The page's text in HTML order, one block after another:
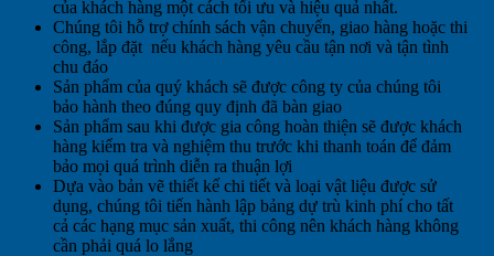
của khách hàng một cách tối ưu và hiệu quả nhất.
Chúng tôi hỗ trợ chính sách vận chuyển, giao hàng hoặc thi
công, lắp đặt nếu khách hàng yêu cầu tận nơi và tận tình
chu đáo
Sản phẩm của quý khách sẽ được công ty của chúng tôi
bảo hành theo đúng quy định đã bàn giao
Sản phẩm sau khi được gia công hoàn thiện sẽ được khách
hàng kiểm tra và nghiệm thu trước khi thanh toán để đảm
bảo mọi quá trình diễn ra thuận lợi
Dựa vào bản vẽ thiết kế chi tiết và loại vật liệu được sử
dụng, chúng tôi tiến hành lập bảng dự trù kinh phí cho tất
cả các hạng mục sản xuất, thi công nên khách hàng không
cần phải quá lo lắng